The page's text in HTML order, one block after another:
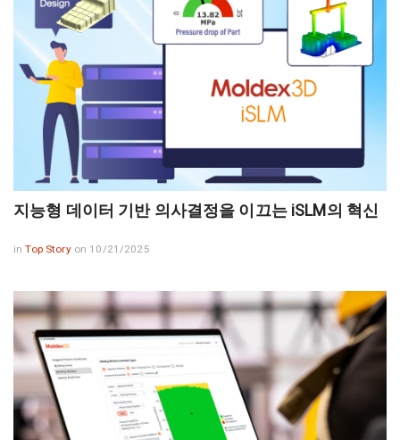
지능형 데이터 기반 의사결정을 이끄는 iSLM의 혁신
inTop Story on 10/21/2025